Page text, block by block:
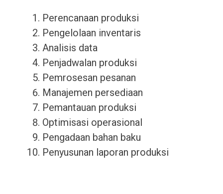
Perencanaan produksi
Pengelolaan inventaris
Analisis data
Penjadwalan produksi
Pemrosesan pesanan
Manajemen persediaan
Pemantauan produksi
Optimisasi operasional
Pengadaan bahan baku
Penyusunan laporan produksi